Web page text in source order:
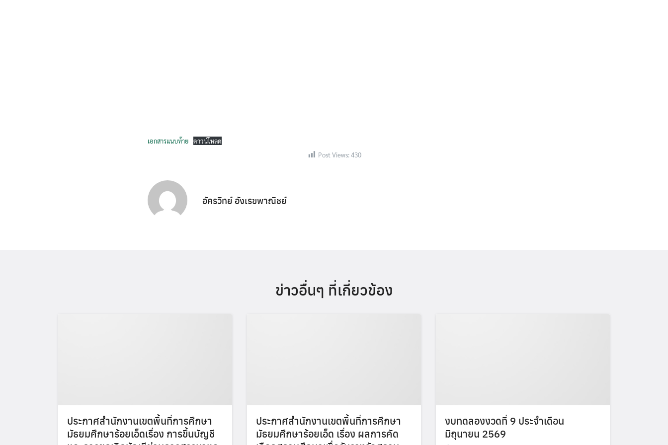
เอกสารแนบท้าย ดาวน์โหลด
Post Views:430
อัครวิทย์ อังเรขพาณิชย์
ข่าวอื่นๆ ที่เกี่ยวข้อง
ประกาศสำนักงานเขตพื้นที่การศึกษา
มัธยมศึกษาร้อยเอ็ดเรื่อง การขึ้นบัญชี
ประกาศสำนักงานเขตพื้นที่การศึกษา
มัธยมศึกษาร้อยเอ็ด เรื่อง ผลการคัด
งบทดลองงวดที่ 9 ประจำเดือน
มิถุนายน 2569